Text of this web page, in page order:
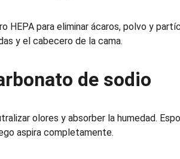
HEPA para eliminar ácaros, polvo y
y el cabecero de la cama.
de sodio
olores y absorber la humedad.
aspira completamente.